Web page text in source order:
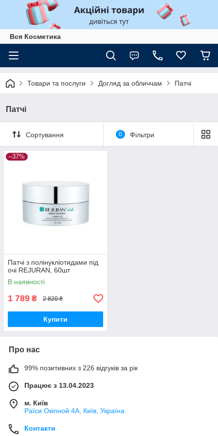
Вся Косметика
Товари та послуги Догляд за обличчам Патчі
Патчі
Сортування 0 Фільтри
–37%
Патчі з полінукліотидами під
очі REJURAN, 60шт
В наявності
1 789 ₴ 2 820 ₴
Купити
Про нас
99% позитивних з 226 відгуків за рік
Працює з 13.04.2023
м. Київ
Раїси Окіпной 4А, Київ, Україна
Контакти